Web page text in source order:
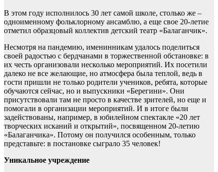
В этом году исполнилось 30 лет самой школе, столько же –
одноименному фольклорному ансамблю, а еще свое 20-летие
отметил образцовый коллектив детский театр «Балаганчик».
Несмотря на пандемию, именинникам удалось поделиться
своей радостью с бердчанами в торжественной обстановке: в
их честь организовали несколько мероприятий. Их посетили
далеко не все желающие, но атмосфера была теплой, ведь в
гости пришли не только родители учеников, ребята, которые
обучаются сейчас, но и выпускники «Берегини». Они
присутствовали там не просто в качестве зрителей, но еще и
помогали в организации мероприятий. И в итоге были
задействованы, например, в юбилейном спектакле «20 лет
творческих исканий и открытий», посвященном 20-летию
«Балаганчика». Потому он получился особенным, только
представьте: в постановке сыграло 35 человек!
Уникальное учреждение